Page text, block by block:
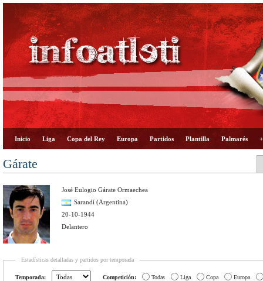
Inicio Liga Copa del Rey Europa Partidos Plantilla Palmarés
Gárate
José Eulogio Gárate Ormaechea
Sarandí (Argentina)
20-10-1944
Delantero
Estadísticas detalladas y partidos por temporada
Temporada: Competición: Todas Liga Copa Europa